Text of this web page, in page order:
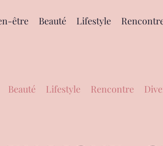
être Beauté Lifestyle
Beauté Lifestyle Rencontre